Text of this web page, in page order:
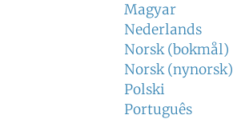
Magyar
Nederlands
Norsk (bokmål)
Norsk (nynorsk)
Polski
Português